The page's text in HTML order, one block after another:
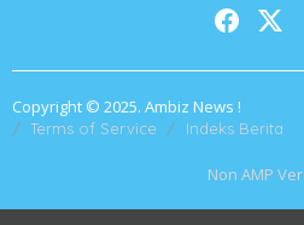
Copyright © 2025. Ambiz News !
Terms of Service Indeks Berita
Non AMP